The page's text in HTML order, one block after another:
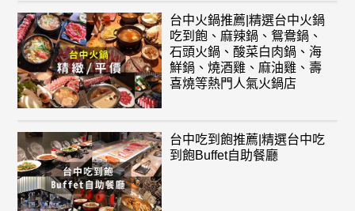
台中火鍋推薦|精選台中火鍋
吃到飽、麻辣鍋、鴛鴦鍋、
石頭火鍋、酸菜白肉鍋、海
鮮鍋、燒酒雞、麻油雞、壽
喜燒等熱門人氣火鍋店
台中吃到飽推薦|精選台中吃
到飽Buffet自助餐廳